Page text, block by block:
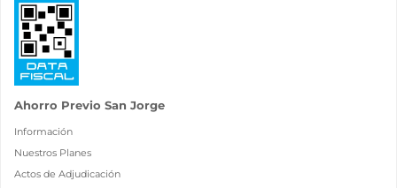
Ahorro Previo San Jorge
Información
Nuestros Planes
Actos de Adjudicación